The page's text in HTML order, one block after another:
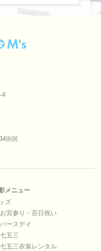
4
街区
メニュー
ズ
お宮参り・百日祝い
バースデイ
七五三
七五三衣装レンタル